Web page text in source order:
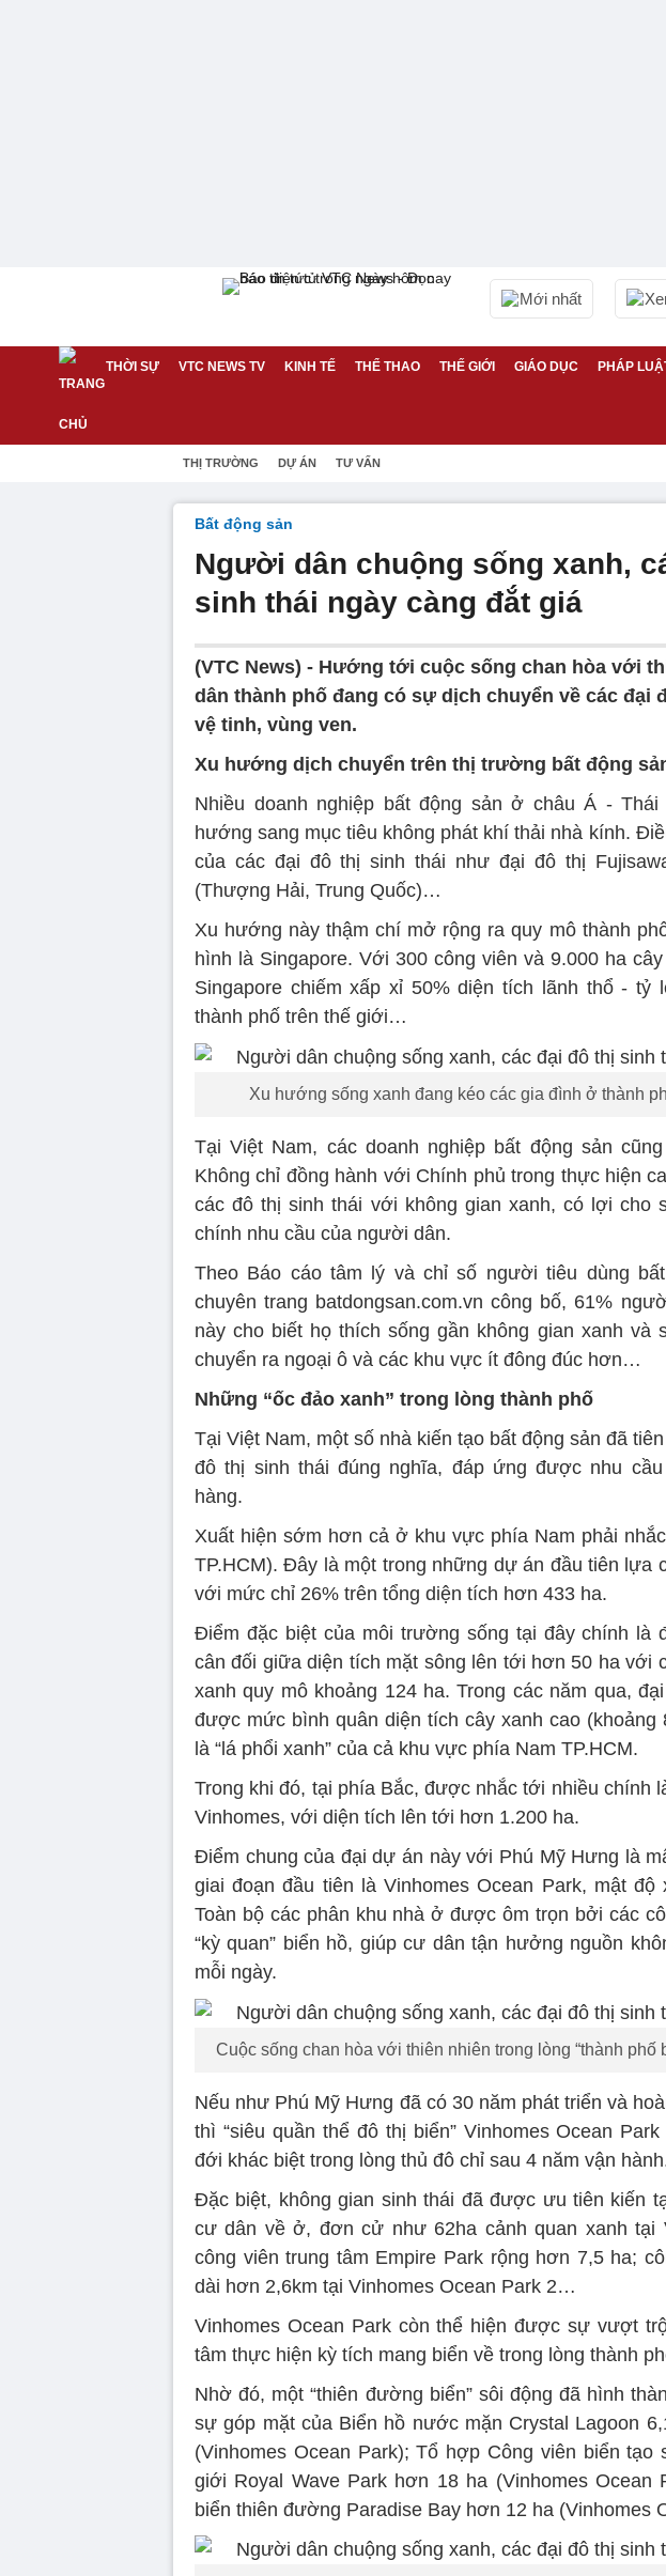
Mới nhất
THỜI SỰ VTC NEWS TV KINH TẾ THỂ THAO THẾ GIỚI GIÁO DỤC PHÁP
THỊ TRƯỜNG DỰ ÁN TƯ VẤN
Bất động sản
Người dân chuộng sống xanh,
sinh thái ngày càng đắt giá
(VTC News) - Hướng tới cuộc sống chan hòa với
dân thành phố đang có sự dịch chuyển về các đại
vệ tinh, vùng ven.
Xu hướng dịch chuyển trên thị trường bất động
Nhiều doanh nghiệp bất động sản ở châu Á -
hướng sang mục tiêu không phát khí thải nhà kính.
của các đại đô thị sinh thái như đại đô thị
(Thượng Hải, Trung Quốc)…
Xu hướng này thậm chí mở rộng ra quy mô thành
hình là Singapore. Với 300 công viên và 9.000 ha
Singapore chiếm xấp xỉ 50% diện tích lãnh thổ - tỷ
thành phố trên thế giới…
Xu hướng sống xanh đang kéo các gia đình ở thành
Tại Việt Nam, các doanh nghiệp bất động sản
Không chỉ đồng hành với Chính phủ trong thực hiện
các đô thị sinh thái với không gian xanh, có lợi cho
chính nhu cầu của người dân.
Theo Báo cáo tâm lý và chỉ số người tiêu dùng
chuyên trang batdongsan.com.vn công bố, 61%
này cho biết họ thích sống gần không gian xanh và
chuyển ra ngoại ô và các khu vực ít đông đúc hơn…
Những “ốc đảo xanh” trong lòng thành phố
Tại Việt Nam, một số nhà kiến tạo bất động sản đã
đô thị sinh thái đúng nghĩa, đáp ứng được nhu
hàng.
Xuất hiện sớm hơn cả ở khu vực phía Nam phải
TP.HCM). Đây là một trong những dự án đầu tiên lựa
với mức chỉ 26% trên tổng diện tích hơn 433 ha.
Điểm đặc biệt của môi trường sống tại đây chính là
cân đối giữa diện tích mặt sông lên tới hơn 50 ha với
xanh quy mô khoảng 124 ha. Trong các năm qua,
được mức bình quân diện tích cây xanh cao (khoảng
là “lá phổi xanh” của cả khu vực phía Nam TP.HCM.
Trong khi đó, tại phía Bắc, được nhắc tới nhiều chính
Vinhomes, với diện tích lên tới hơn 1.200 ha.
Điểm chung của đại dự án này với Phú Mỹ Hưng là
giai đoạn đầu tiên là Vinhomes Ocean Park, mật độ
Toàn bộ các phân khu nhà ở được ôm trọn bởi các
“kỳ quan” biển hồ, giúp cư dân tận hưởng nguồn
mỗi ngày.
Cuộc sống chan hòa với thiên nhiên trong lòng “thành phố
Nếu như Phú Mỹ Hưng đã có 30 năm phát triển và
thì “siêu quần thể đô thị biển” Vinhomes Ocean
đới khác biệt trong lòng thủ đô chỉ sau 4 năm vận
Đặc biệt, không gian sinh thái đã được ưu tiên kiến
cư dân về ở, đơn cử như 62ha cảnh quan xanh tại
công viên trung tâm Empire Park rộng hơn 7,5 ha;
dài hơn 2,6km tại Vinhomes Ocean Park 2…
Vinhomes Ocean Park còn thể hiện được sự vượt
tâm thực hiện kỳ tích mang biển về trong lòng thành
Nhờ đó, một “thiên đường biển” sôi động đã hình
sự góp mặt của Biển hồ nước mặn Crystal Lagoon
(Vinhomes Ocean Park); Tổ hợp Công viên biển tạo
giới Royal Wave Park hơn 18 ha (Vinhomes Ocean
biển thiên đường Paradise Bay hơn 12 ha (Vinhomes